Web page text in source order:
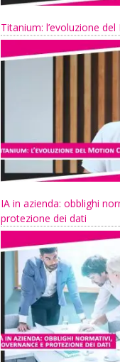
Titanium: l’evoluzione
IA in azienda: obblighi
protezione dei dati